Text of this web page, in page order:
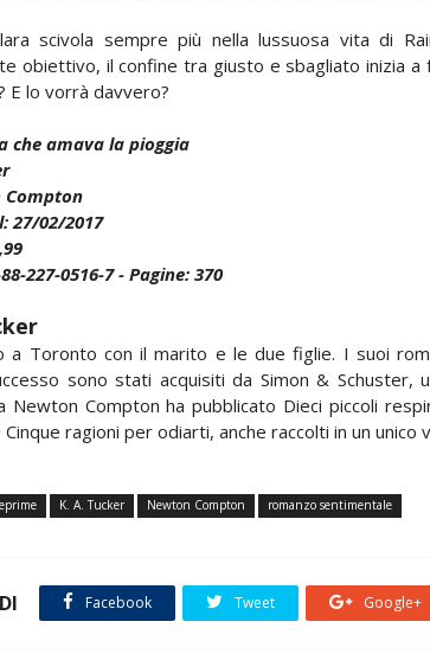
scivola sempre più nella lussuosa vita di
obiettivo, il confine tra giusto e sbagliato inizia a
E lo vorrà davvero?
che amava la pioggia
Compton
27/02/2017
227-0516-7 - Pagine: 370
a Toronto con il marito e le due figlie. I suoi
sono stati acquisiti da Simon & Schuster,
Newton Compton ha pubblicato Dieci piccoli
ragioni per odiarti, anche raccolti in un unico
K. A. Tucker Newton Compton romanzo sentimentale
Facebook Tweet Google+